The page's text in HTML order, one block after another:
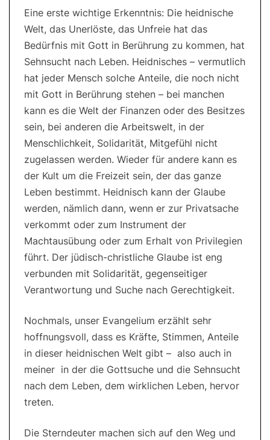
Eine erste wichtige Erkenntnis: Die heidnische
Welt, das Unerlöste, das Unfreie hat das
Bedürfnis mit Gott in Berührung zu kommen, hat
Sehnsucht nach Leben. Heidnisches – vermutlich
hat jeder Mensch solche Anteile, die noch nicht
mit Gott in Berührung stehen – bei manchen
kann es die Welt der Finanzen oder des Besitzes
sein, bei anderen die Arbeitswelt, in der
Menschlichkeit, Solidarität, Mitgefühl nicht
zugelassen werden. Wieder für andere kann es
der Kult um die Freizeit sein, der das ganze
Leben bestimmt. Heidnisch kann der Glaube
werden, nämlich dann, wenn er zur Privatsache
verkommt oder zum Instrument der
Machtausübung oder zum Erhalt von Privilegien
führt. Der jüdisch-christliche Glaube ist eng
verbunden mit Solidarität, gegenseitiger
Verantwortung und Suche nach Gerechtigkeit.
Nochmals, unser Evangelium erzählt sehr
hoffnungsvoll, dass es Kräfte, Stimmen, Anteile
in dieser heidnischen Welt gibt – also auch in
meiner ­ in der die Gottsuche und die Sehnsucht
nach dem Leben, dem wirklichen Leben, hervor
treten.
Die Sterndeuter machen sich auf den Weg und